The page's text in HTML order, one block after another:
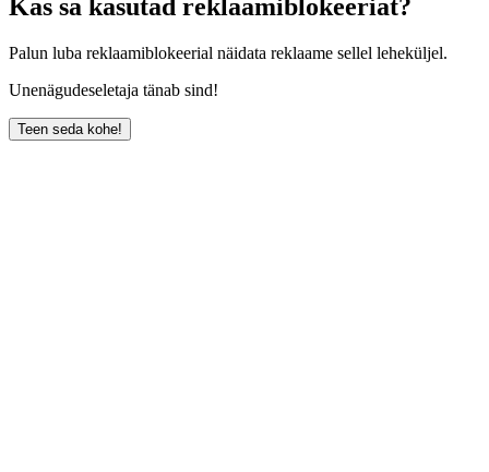
Kas sa kasutad reklaamiblokeeriat?
Palun luba reklaamiblokeerial näidata reklaame sellel leheküljel.
Unenägudeseletaja tänab sind!
Teen seda kohe!